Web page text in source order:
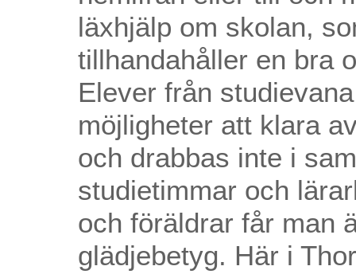
läxhjälp om skolan,
tillhandahåller en bra
Elever från
möjligheter att klara
och drabbas inte i
studietimmar och
och föräldrar får man
glädjebetyg. Här i